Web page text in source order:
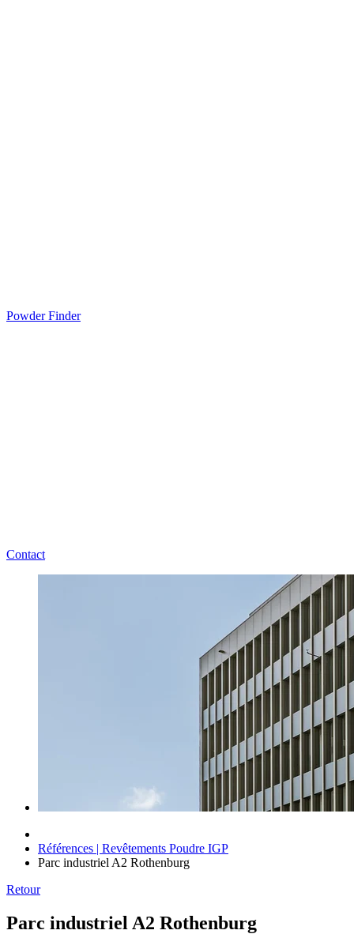
Powder Finder
Contact
Références | Revêtements Poudre IGP
Parc industriel A2 Rothenburg
Retour
Parc industriel A2 Rothenburg